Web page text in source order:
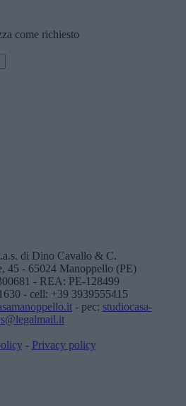
come richiesto
di Dino Cavallo & C.
45 - 65024 Manoppello (PE)
- REA: PE-128499
- cell: +39 3939555415
- pec: studiocasa-
- Privacy policy